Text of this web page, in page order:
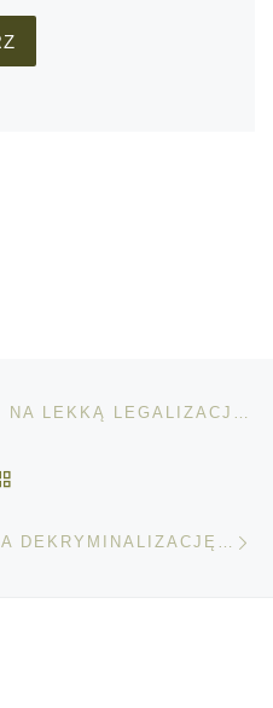
CZECHY DECYDUJĄ SIĘ NA LEKKĄ LEGALIZACJĘ MARIHUANY
CZESKI RZĄD ZATWIERDZA DEKRYMINALIZACJĘ MARIHUANY